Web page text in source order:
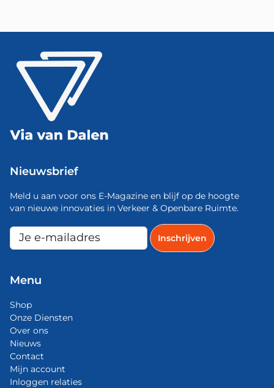
Nieuwsbrief
Meld u aan voor ons E-Magazine en blijf op de hoogte
van nieuwe innovaties in Verkeer & Openbare Ruimte.
Menu
Shop
Onze Diensten
Over ons
Nieuws
Contact
Mijn account
Inloggen relaties